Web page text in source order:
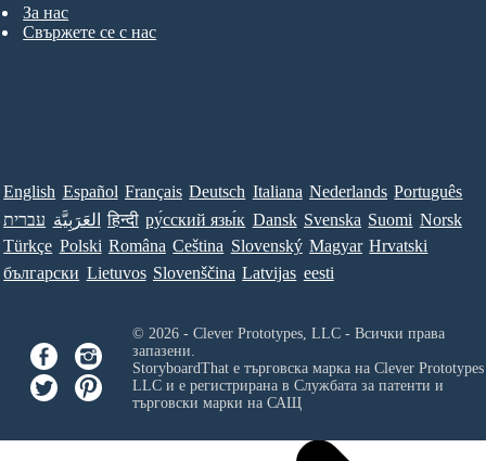
За нас
Свържете се с нас
English Español Français Deutsch Italiana Nederlands Português
עברית العَرَبِيَّة हिन्दी ру́сский язы́к Dansk Svenska Suomi Norsk
Türkçe Polski Româna Ceština Slovenský Magyar Hrvatski
български Lietuvos Slovenščina Latvijas eesti
© 2026 - Clever Prototypes, LLC - Всички права
запазени.
StoryboardThat е търговска марка на Clever
LLCи е регистрирана в Службата за патенти и
търговски марки на САЩ